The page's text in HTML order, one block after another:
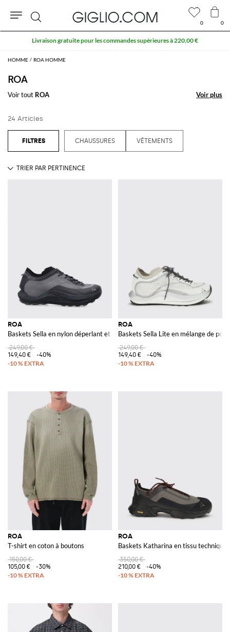
HOMME ROA HOMME
ROA
Voir tout ROA Voir plus
Voir plus
24 Articles
CHAUSSURES VÊTEMENTS
ROA
Baskets Sella en nylon déperlant et caoutchouc
249,00 €
149,40 €
-40%
ROA
Baskets Sella Lite en mélange de
249,00 €
149,40 €
-40%
ROA
T-shirt en coton à boutons
150,00 €
105,00 €
-30%
ROA
Baskets Katharina en tissu technique
350,00 €
210,00 €
-40%
0 0
Rechercher